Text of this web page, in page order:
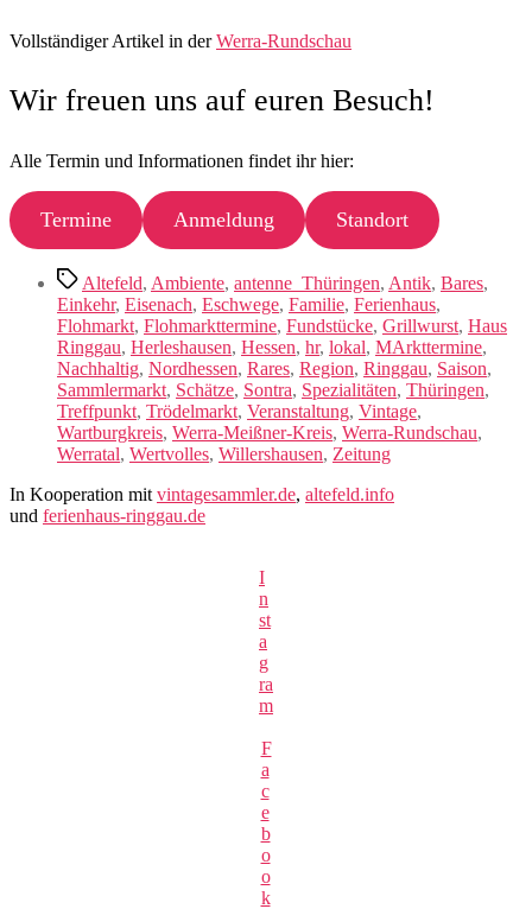
Vollständiger Artikel in derWerra-Rundschau
Wir freuen uns auf euren Besuch!
Alle Termin und Informationen findet ihr hier:
Termine Anmeldung Standort
Schlagwörter
Altefeld, Ambiente, antenne_Thüringen, Antik, Bares,
Einkehr, Eisenach, Eschwege, Familie, Ferienhaus,
Flohmarkt, Flohmarkttermine, Fundstücke, Grillwurst, Haus
Ringgau, Herleshausen, Hessen, hr, lokal, MArkttermine,
Nachhaltig, Nordhessen, Rares, Region, Ringgau, Saison,
Sammlermarkt, Schätze, Sontra, Spezialitäten, Thüringen,
Treffpunkt, Trödelmarkt, Veranstaltung, Vintage,
Wartburgkreis, Werra-Meißner-Kreis, Werra-Rundschau,
Werratal, Wertvolles, Willershausen, Zeitung
In Kooperation mit vintagesammler.de, altefeld.info
und ferienhaus-ringgau.de
I
n
st
a
g
ra
m
F
a
c
e
b
o
o
k